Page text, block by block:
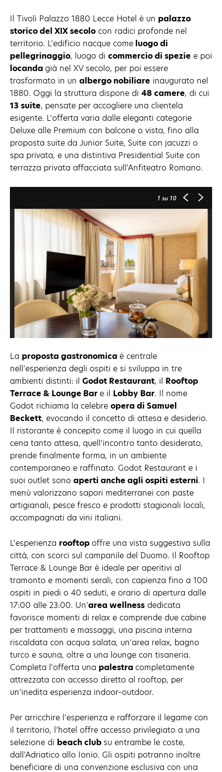
Il Tivoli Palazzo 1880 Lecce Hotel è un palazzo
storico del XIX secolo con radici profonde nel
territorio. L’edificio nacque come luogo di
pellegrinaggio, luogo di commercio di spezie e poi
locanda già nel XV secolo, per poi essere
trasformato in un albergo nobiliare inaugurato nel
1880. Oggi la struttura dispone di 48 camere, di cui
13 suite, pensate per accogliere una clientela
esigente. L’offerta varia dalle eleganti categorie
Deluxe alle Premium con balcone o vista, fino alla
proposta suite da Junior Suite, Suite con jacuzzi o
spa privata, e una distintiva Presidential Suite con
terrazza privata affacciata sull’Anfiteatro Romano.
1 su 10
La proposta gastronomica è centrale
nell’esperienza degli ospiti e si sviluppa in tre
ambienti distinti: il Godot Restaurant, il Rooftop
Terrace & Lounge Bare il Lobby Bar. Il nome
Godot richiama la celebre opera di Samuel
Beckett, evocando il concetto di attesa e desiderio.
Il ristorante è concepito come il luogo in cui quella
cena tanto attesa, quell’incontro tanto desiderato,
prende finalmente forma, in un ambiente
contemporaneo e raffinato. Godot Restaurant e i
suoi outlet sono aperti anche agli ospiti esterni. I
menù valorizzano sapori mediterranei con paste
artigianali, pesce fresco e prodotti stagionali locali,
accompagnati da vini italiani.
L’esperienza rooftopoffre una vista suggestiva sulla
città, con scorci sul campanile del Duomo. Il Rooftop
Terrace & Lounge Bar è ideale per aperitivi al
tramonto e momenti serali, con capienza fino a 100
ospiti in piedi o 40 seduti, e orario di apertura dalle
17:00 alle 23:00. Un’area wellness dedicata
favorisce momenti di relax e comprende due cabine
per trattamenti e massaggi, una piscina interna
riscaldata con acqua salata, un’area relax, bagno
turco e sauna, oltre a una lounge con tisaneria.
Completa l’offerta una palestra completamente
attrezzata con accesso diretto al rooftop, per
un’inedita esperienza indoor–outdoor.
Per arricchire l’esperienza e rafforzare il legame con
il territorio, l’hotel offre accesso privilegiato a una
selezione di beach club su entrambe le coste,
dall’Adriatico allo Ionio. Gli ospiti potranno inoltre
beneficiare di una convenzione esclusiva con una